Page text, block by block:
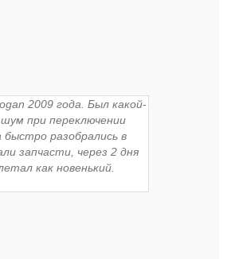
2009 года. Был какой-
при переключении
быстро разобрались в
запчасти, через 2 дня
как новенький.